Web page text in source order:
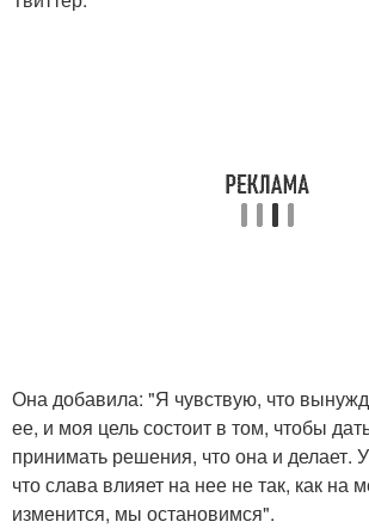
Она добавила: "Я чувствую, что
ее, и моя цель состоит в том, чтобы
принимать решения, что она и делает.
что слава влияет на нее не так, как на
изменится, мы остановимся".